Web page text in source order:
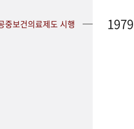
중보건의료제도 시행 1979